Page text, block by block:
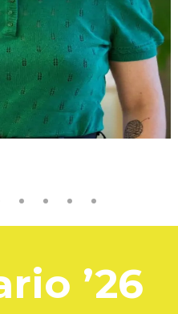
’26